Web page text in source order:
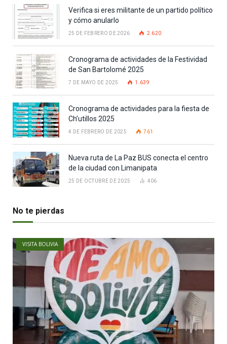
Verifica si eres militante de un partido político
y cómo anularlo
25 DE FEBRERO DE 2026 2.620
Cronograma de actividades de la Festividad
de San Bartolomé 2025
7 DE MAYO DE 2025 1.639
Cronograma de actividades para la fiesta de
Ch’utillos 2025
4 DE FEBRERO DE 2025 761
Nueva ruta de La Paz BUS conecta el centro
de la ciudad con Limanipata
25 DE OCTUBRE DE 2025 406
No te pierdas
VISITA BOLIVIA